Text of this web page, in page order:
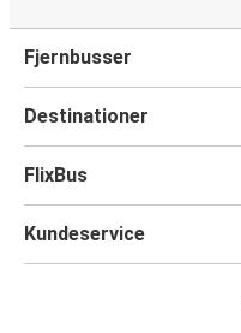
Fjernbusser
Destinationer
FlixBus
Kundeservice